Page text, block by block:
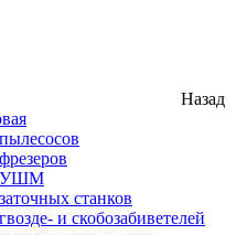
Назад
УШМ
станков
и скобозабиветелей